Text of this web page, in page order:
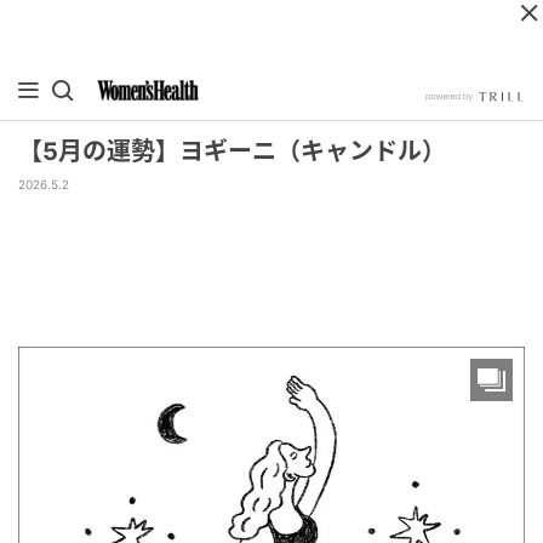
【5月の運勢】ヨギーニ（キャンドル）
2026.5.2